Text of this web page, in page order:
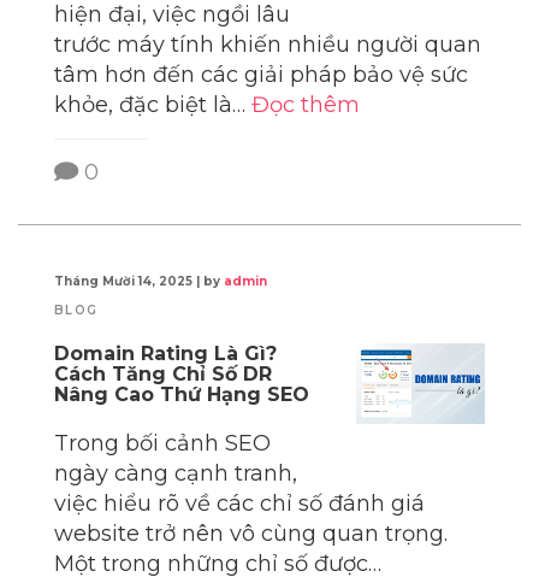
hiện đại, việc ngồi lâu
trước máy tính khiến nhiều người quan
tâm hơn đến các giải pháp bảo vệ sức
khỏe, đặc biệt là… Đọc thêm
0
Tháng Mười 14, 2025 | by admin
BLOG
Domain Rating Là Gì?
Cách Tăng Chỉ Số DR
Nâng Cao Thứ Hạng SEO
Trong bối cảnh SEO
ngày càng cạnh tranh,
việc hiểu rõ về các chỉ số đánh giá
website trở nên vô cùng quan trọng.
Một trong những chỉ số được…